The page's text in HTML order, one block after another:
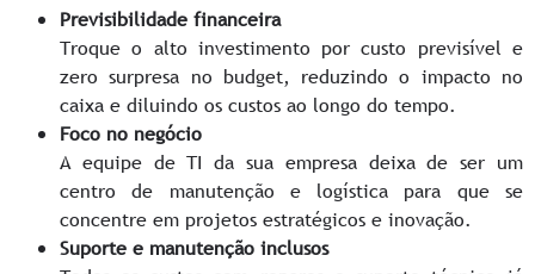
Previsibilidade financeira
Troque o alto investimento por custo previsível e
zero surpresa no budget, reduzindo o impacto no
caixa e diluindo os custos ao longo do tempo.
Foco no negócio
A equipe de TI da sua empresa deixa de ser um
centro de manutenção e logística para que se
concentre em projetos estratégicos e inovação.
Suporte e manutenção inclusos